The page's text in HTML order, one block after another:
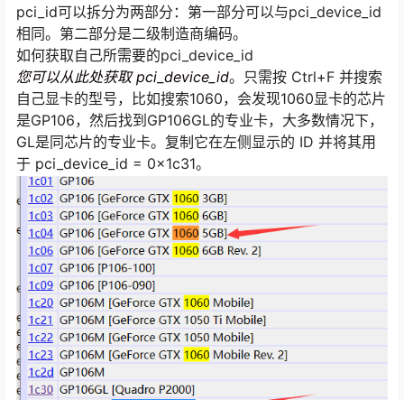
pci_id可以拆分为两部分：第一部分可以与pci_device_id
相同。第二部分是二级制造商编码。
如何获取自己所需要的pci_device_id
您可以从此处获取 pci_device_id。只需按 Ctrl+F 并搜索
自己显卡的型号，比如搜索1060，会发现1060显卡的芯片
是GP106，然后找到GP106GL的专业卡，大多数情况下，
GL是同芯片的专业卡。复制它在左侧显示的 ID 并将其用
于 pci_device_id = 0x1c31。